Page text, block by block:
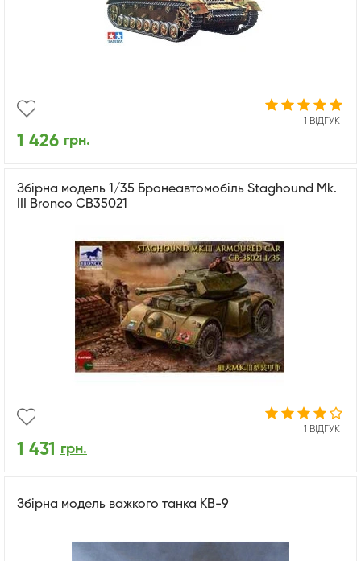
1 ВІДГУК
1 426 грн.
Збірна модель 1/35 Бронеавтомобіль Staghound Mk.
III Bronco CB35021
1 ВІДГУК
1 431 грн.
Збірна модель важкого танка КВ-9